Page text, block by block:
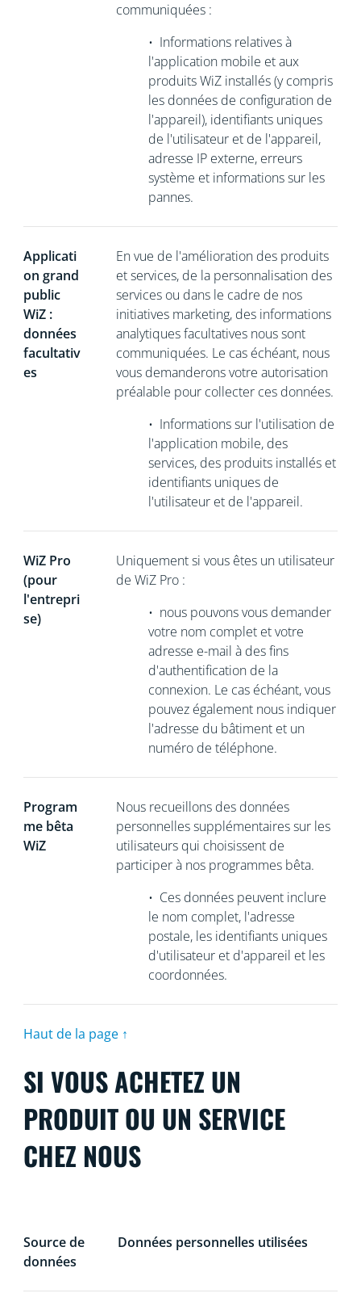
communiquées :
• Informations relatives à
l'application mobile et aux
produits WiZ installés (y compris
les données de configuration de
l'appareil), identifiants uniques
de l'utilisateur et de l'appareil,
adresse IP externe, erreurs
système et informations sur les
pannes.
Applicati
on grand
public
WiZ :
données
facultativ
es
En vue de l'amélioration des produits
et services, de la personnalisation des
services ou dans le cadre de nos
initiatives marketing, des informations
analytiques facultatives nous sont
communiquées. Le cas échéant, nous
vous demanderons votre autorisation
préalable pour collecter ces données.
• Informations sur l'utilisation de
l'application mobile, des
services, des produits installés et
identifiants uniques de
l'utilisateur et de l'appareil.
WiZ Pro
(pour
l'entrepri
se)
Uniquement si vous êtes un utilisateur
de WiZ Pro :
• nous pouvons vous demander
votre nom complet et votre
adresse e-mail à des fins
d'authentification de la
connexion. Le cas échéant, vous
pouvez également nous indiquer
l'adresse du bâtiment et un
numéro de téléphone.
Program
me bêta
WiZ
Nous recueillons des données
personnelles supplémentaires sur les
utilisateurs qui choisissent de
participer à nos programmes bêta.
• Ces données peuvent inclure
le nom complet, l'adresse
postale, les identifiants uniques
d'utilisateur et d'appareil et les
coordonnées.
Haut de la page ↑
SI VOUS ACHETEZ UN
PRODUIT OU UN SERVICE
CHEZ NOUS
Source de
données
Données personnelles utilisées